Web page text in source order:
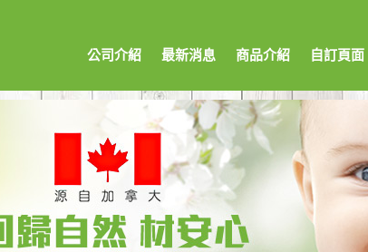
公司介紹 最新消息 商品介紹 自訂頁面